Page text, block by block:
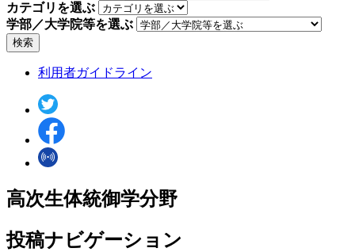
カテゴリを選ぶ
学部／大学院等を選ぶ
検索
利用者ガイドライン
高次生体統御学分野
投稿ナビゲーション